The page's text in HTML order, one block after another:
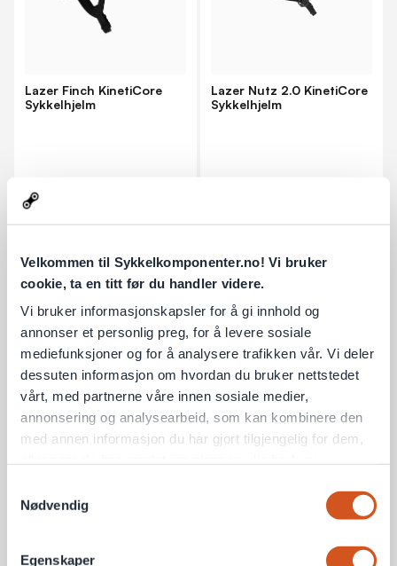
Velkommen til Sykkelkomponenter.no! Vi bruker
cookie, ta en titt før du handler videre.
Vi bruker informasjonskapsler for å gi innhold og
annonser et personlig preg, for å levere sosiale
mediefunksjoner og for å analysere trafikken vår. Vi deler
dessuten informasjon om hvordan du bruker nettstedet
vårt, med partnerne våre innen sosiale medier,
annonsering og analysearbeid, som kan kombinere den
med annen informasjon du har gjort tilgjengelig for dem,
Nødvendig
Egenskaper
Lazer Finch KinetiCore
Sykkelhjelm
729 kr
1 på lager
Lazer Nutz 2.0 KinetiCore
Sykkelhjelm
Sykkelhjelm
509 kr
Sykkelhjelm